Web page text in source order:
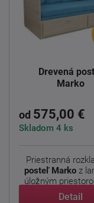
Drevená
Marko
od 575,00 €
Skladom 4 ks
Priestranná
posteľ Markoz
úložným
Detail